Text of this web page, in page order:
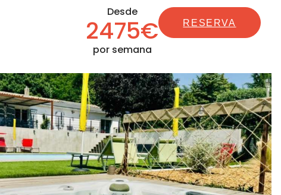
Desde
2475€
por semana
RESERVA